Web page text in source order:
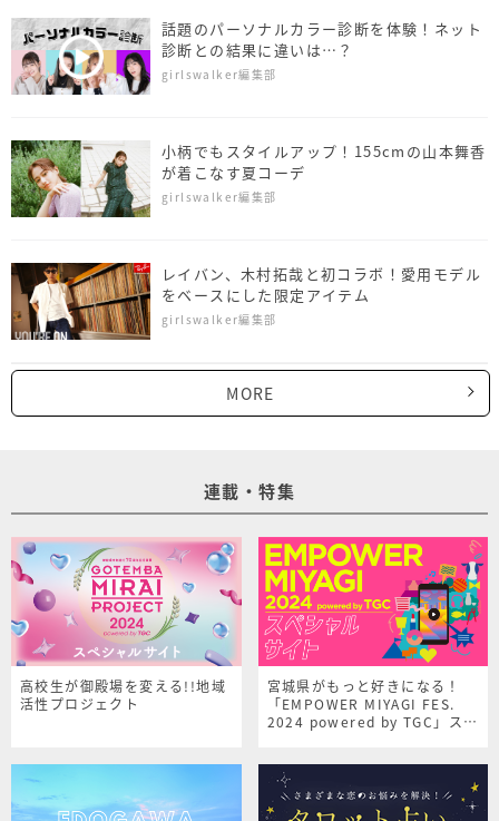
話題のパーソナルカラー診断を体験！ネット
診断との結果に違いは…？
girlswalker編集部
小柄でもスタイルアップ！155cmの山本舞香
が着こなす夏コーデ
girlswalker編集部
レイバン、木村拓哉と初コラボ！愛用モデル
をベースにした限定アイテム
girlswalker編集部
MORE
連載・特集
高校生が御殿場を変える!!地域
活性プロジェクト
宮城県がもっと好きになる！
「EMPOWER MIYAGI FES.
2024 powered by TGC」スペ